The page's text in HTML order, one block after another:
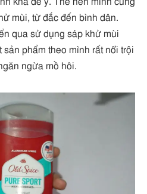
mùi, từ đắc đến bình dân.
qua sử dụng sáp khử mùi
phẩm theo mình rất nổi trội
ngừa mồ hôi.